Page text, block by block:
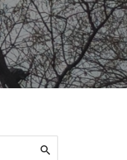
Search